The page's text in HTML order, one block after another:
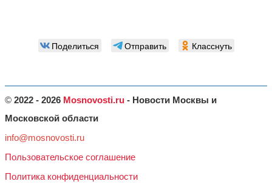
Поделиться Отправить Класснуть
© 2022 - 2026 Mosnovosti.ru - Новости Москвы и
Московской области
info@mosnovosti.ru
Пользовательское соглашение
Политика конфиденциальности